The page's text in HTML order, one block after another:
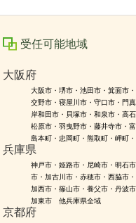
受任可能地域
大阪府
大阪市・堺市・池田市・箕面市
交野市・寝屋川市・守口市・門
岸和田市・貝塚市・和泉市・高
松原市・羽曳野市・藤井寺市・
島本町・忠岡町・熊取町・岬町
兵庫県
神戸市・姫路市・尼崎市・明石
市・加古川市・赤穂市・西脇市
加西市・篠山市・養父市・丹波
加東市 他兵庫県全域
京都府